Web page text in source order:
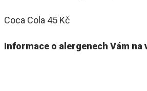
Coca Cola 45 Kč
Informace o alergenech Vám na